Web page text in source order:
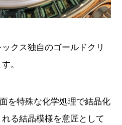
クス独自のゴールドクリ
。
を特殊な化学処理で結晶化
る結晶模様を意匠として